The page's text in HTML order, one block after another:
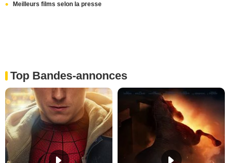
Meilleurs films selon la presse
Top Bandes-annonces